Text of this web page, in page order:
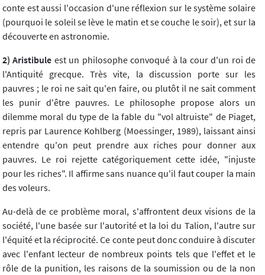
conte est aussi l'occasion d'une réflexion sur le système solaire
(pourquoi le soleil se lève le matin et se couche le soir), et sur la
découverte en astronomie.
2) Aristibule est un philosophe convoqué à la cour d'un roi de
l'Antiquité grecque. Très vite, la discussion porte sur les
pauvres ; le roi ne sait qu'en faire, ou plutôt il ne sait comment
les punir d'être pauvres. Le philosophe propose alors un
dilemme moral du type de la fable du "vol altruiste" de Piaget,
repris par Laurence Kohlberg (Moessinger, 1989), laissant ainsi
entendre qu'on peut prendre aux riches pour donner aux
pauvres. Le roi rejette catégoriquement cette idée, "injuste
pour les riches". Il affirme sans nuance qu'il faut couper la main
des voleurs.
Au-delà de ce problème moral, s'affrontent deux visions de la
société, l'une basée sur l'autorité et la loi du Talion, l'autre sur
l'équité et la réciprocité. Ce conte peut donc conduire à discuter
avec l'enfant lecteur de nombreux points tels que l'effet et le
rôle de la punition, les raisons de la soumission ou de la non